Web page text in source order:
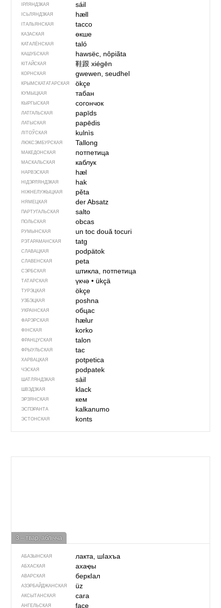
ІРЛЯНДЗКАЯ sáil
ІСЬЛЯНДЗКАЯ hæll
ІТАЛЬЯНСКАЯ tacco
КАЗАСКАЯ өкше
КАТАЛЁНСКАЯ taló
КАШУБСКАЯ hawsëc, nôpiãta
КІТАЙСКАЯ 鞋跟xiégēn
КОРНСКАЯ gwewen, seudhel
КРЫМСКАТАТАРСКАЯ ökçe
КУМЫЦКАЯ табан
КЫРГЫСКАЯ согончок
ЛАТГАЛЬСКАЯ papīds
ЛАТЫСКАЯ papēdis
ЛІТОЎСКАЯ kulnìs
ЛЮКСЭМБУРСКАЯ Tallong
МАКЕДОНСКАЯ потпетица
МАСКАЛЬСКАЯ каблук
НАРВЭСКАЯ hæl
НІДЭРЛЯНДЗКАЯ hak
НІЖНЕЛУЖЫЦКАЯ pěta
НЯМЕЦКАЯ der Absatz
ПАРТУГАЛЬСКАЯ salto
ПОЛЬСКАЯ obcas
РУМЫНСКАЯ un tocdouă tocuri
РЭТАРАМАНСКАЯ tatg
СЛАВАЦКАЯ podpätok
СЛАВЕНСКАЯ peta
СЭРБСКАЯ штикла, потпетица
ТАТАРСКАЯ үкчә• ükçä
ТУРЭЦКАЯ ökçe
УЗБЭЦКАЯ pоshnа
УКРАІНСКАЯ обцас
ФАРЭРСКАЯ hælur
ФІНСКАЯ korko
ФРАНЦУСКАЯ talon
ФРЫУЛЬСКАЯ tac
ХАРВАЦКАЯ potpetica
ЧЭСКАЯ podpatek
ШАТЛЯНДЗКАЯ sàil
ШВЭДЗКАЯ klack
ЭРЗЯНСКАЯ кем
ЭСПЭРАНТА kalkanumo
ЭСТОНСКАЯ konts
3 – твар, аблічча
АБАЗЫНСКАЯ лакта, шIахъа
АБХАСКАЯ ахаҿы
АВАРСКАЯ беркIал
АЗЭРБАЙДЖАН­СКАЯ üz
АКСЫТАНСКАЯ cara
АНГЕЛЬСКАЯ face